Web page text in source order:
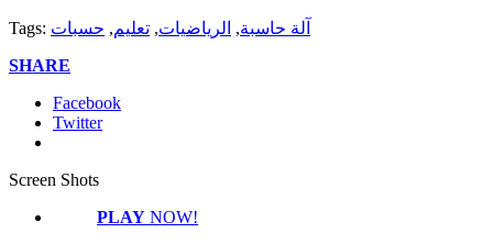
Tags: آلة حاسبة, الرياضيات, تعليم, حسبات
SHARE
Facebook
Twitter
Screen Shots
PLAY NOW!